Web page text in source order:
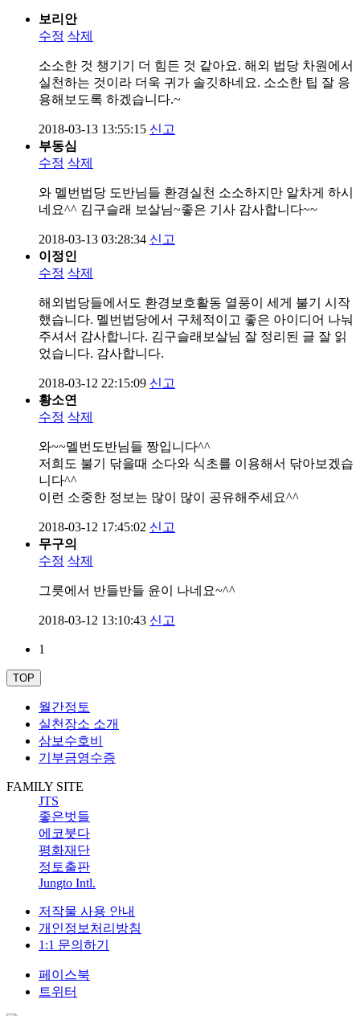
보리안
수정 삭제
소소한 것 챙기기 더 힘든 것 같아요. 해외 법당 차원에서
실천하는 것이라 더욱 귀가 솔깃하네요. 소소한 팁 잘 응
용해보도록 하겠습니다.~
2018-03-13 13:55:15 신고
부동심
수정 삭제
와 멜번법당 도반님들 환경실천 소소하지만 알차게 하시
네요^^ 김구슬래 보살님~좋은 기사 감사합니다~~
2018-03-13 03:28:34 신고
이정인
수정 삭제
해외법당들에서도 환경보호활동 열풍이 세게 불기 시작
했습니다. 멜번법당에서 구체적이고 좋은 아이디어 나눠
주셔서 감사합니다. 김구슬래보살님 잘 정리된 글 잘 읽
었습니다. 감사합니다.
2018-03-12 22:15:09 신고
황소연
수정 삭제
와~~멜번도반님들 짱입니다^^
저희도 불기 닦을때 소다와 식초를 이용해서 닦아보겠습
니다^^
이런 소중한 정보는 많이 많이 공유해주세요^^
2018-03-12 17:45:02 신고
무구의
수정 삭제
그릇에서 반들반들 윤이 나네요~^^
2018-03-12 13:10:43 신고
1
TOP
월간정토
실천장소 소개
삼보수호비
기부금영수증
FAMILY SITE
JTS
좋은벗들
에코붓다
평화재단
정토출판
Jungto Intl.
저작물 사용 안내
개인정보처리방침
1:1 문의하기
페이스북
트위터